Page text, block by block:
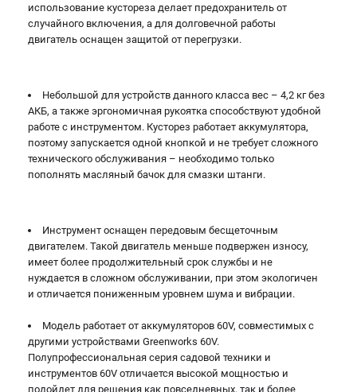
вс - выходной
ЗАКАЗ ЗАПЧАСТЕЙ
+7 (8112) 59-10-67
использование кустореза делает предохранитель от
случайного включения, а для долговечной работы
двигатель оснащен защитой от перегрузки.
Небольшой для устройств данного класса вес – 4,2 кг без
АКБ, а также эргономичная рукоятка способствуют удобной
работе с инструментом. Кусторез работает аккумулятора,
поэтому запускается одной кнопкой и не требует сложного
технического обслуживания – необходимо только
пополнять масляный бачок для смазки штанги.
Инструмент оснащен передовым бесщеточным
двигателем. Такой двигатель меньше подвержен износу,
имеет более продолжительный срок службы и не
нуждается в сложном обслуживании, при этом экологичен
и отличается пониженным уровнем шума и вибрации.
Модель работает от аккумуляторов 60V, совместимых с
другими устройствами Greenworks 60V.
Полупрофессиональная серия садовой техники и
инструментов 60V отличается высокой мощностью и
подойдет для решения как повседневных, так и более